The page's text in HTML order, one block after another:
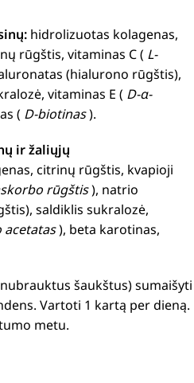
hidrolizuotas kolagenas,
rūgštis, vitaminas C ( L-
(hialurono rūgštis),
vitaminas E ( D-α-
( D-biotinas).
ir žaliųjų
citrinų rūgštis, kvapioji
rūgštis), natrio
saldiklis sukralozė,
acetatas), beta karotinas,
šaukštus) sumaišyti
Vartoti 1 kartą per dieną.
metu.